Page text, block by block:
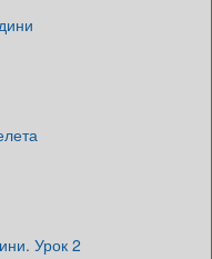
Урок 2